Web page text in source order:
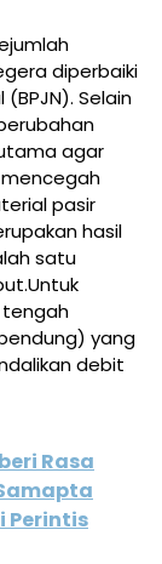
diperbaiki
Selain
agar
pasir
hasil
satu
tengah
yang
debit
Rasa
Perintis